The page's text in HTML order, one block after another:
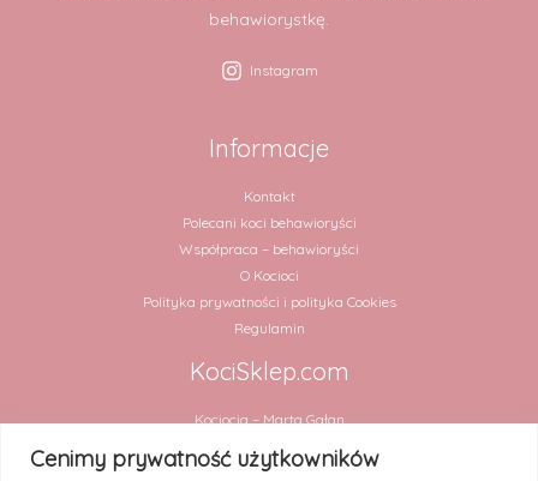
Cenimy prywatność użytkowników
behawiorystkę.
Instagram
Informacje
Kontakt
Polecani koci behawioryści
Współpraca – behawioryści
O Kocioci
Polityka prywatności i polityka Cookies
Regulamin
KociSklep.com
Kociocia – Marta Gałan
ul. Chmielna 2 lok. 31
00-020 Warszawa